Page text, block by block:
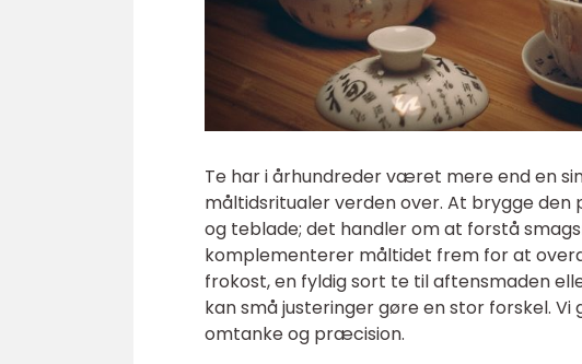
Te har i århundreder været mere end en
måltidsritualer verden over. At brygge
og teblade; det handler om at forstå
komplementerer måltidet frem for at
frokost, en fyldig sort te til aftensmaden
kan små justeringer gøre en stor forskel.
omtanke og præcision.